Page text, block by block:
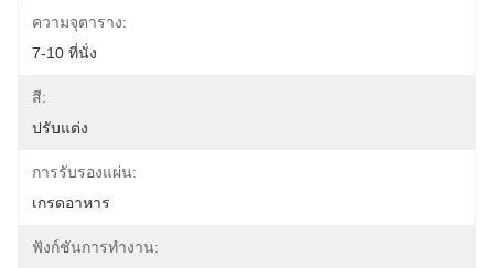
ความจุตาราง:
7-10 ที่นั่ง
สี:
ปรับแต่ง
การรับรองแผ่น:
เกรดอาหาร
ฟังก์ชันการทำงาน: